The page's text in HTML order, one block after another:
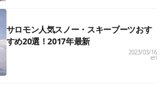
サロモン人気スノー・スキーブーツおす
すめ20選！2017年最新
2023/03/16
eri